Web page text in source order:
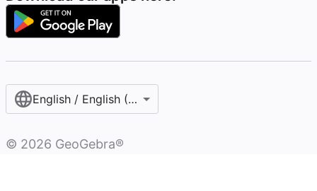
English / English (United States)
© 2026 GeoGebra®